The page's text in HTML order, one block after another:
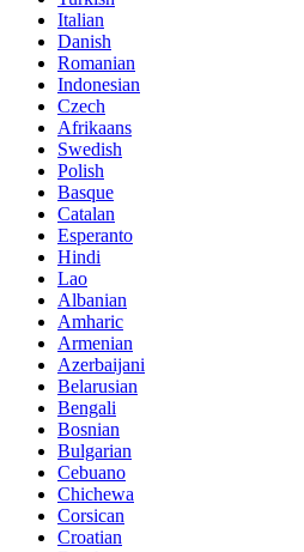
Italian
Danish
Romanian
Indonesian
Czech
Afrikaans
Swedish
Polish
Basque
Catalan
Esperanto
Hindi
Lao
Albanian
Amharic
Armenian
Azerbaijani
Belarusian
Bengali
Bosnian
Bulgarian
Cebuano
Chichewa
Corsican
Croatian